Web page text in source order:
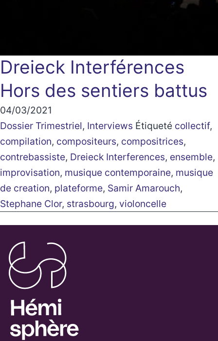
Dreieck Interférences
Hors des sentiers battus
04/03/2021
Dossier Trimestriel, Interviews Étiqueté collectif,
compilation, compositeurs, compositrices,
contrebassiste, Dreieck Interferences, ensemble,
improvisation, musique contemporaine, musique
de creation, plateforme, Samir Amarouch,
Stephane Clor, strasbourg, violoncelle